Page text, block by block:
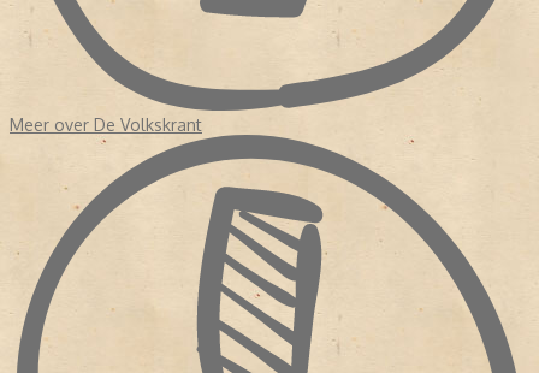
Meer over De Volkskrant